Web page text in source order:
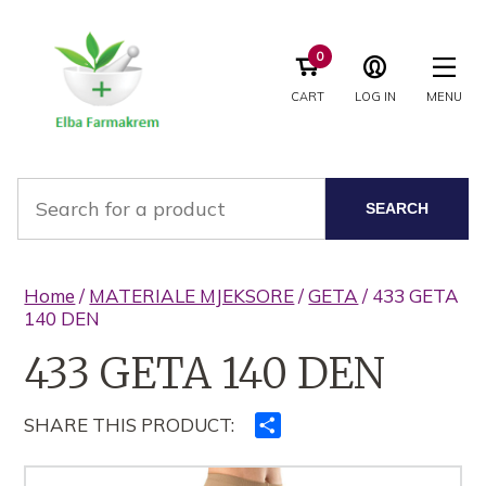
CART
0
LOG IN MENU
SEARCH
Home / MATERIALE MJEKSORE/GETA / 433 GETA
140 DEN
433 GETA 140 DEN
SHARE THIS PRODUCT:
të